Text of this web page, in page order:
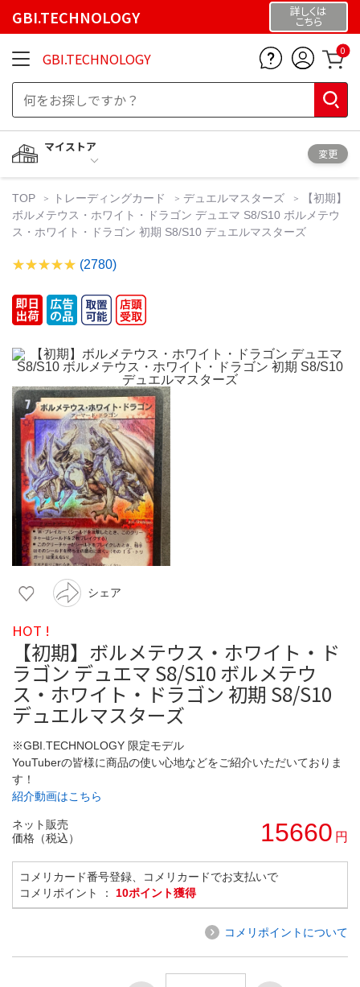
GBI.TECHNOLOGY 詳しくは
こちら
GBI.TECHNOLOGY 0
マイストア
変更
TOP トレーディングカード デュエルマスターズ
【初期】
ボルメテウス・ホワイト・ドラゴン デュエマ S8/S10 ボルメテウ
ス・ホワイト・ドラゴン 初期 S8/S10 デュエルマスターズ
(2780)
シェア
HOT !
【初期】ボルメテウス・ホワイト・ド
ラゴン デュエマ S8/S10 ボルメテウ
ス・ホワイト・ドラゴン 初期 S8/S10
デュエルマスターズ
※GBI.TECHNOLOGY 限定モデル
YouTuberの皆様に商品の使い心地などをご紹介いただいておりま
す！
紹介動画はこちら
ネット販売
価格（税込）
15660 円
コメリカード番号登録、コメリカードでお支払いで
コメリポイント ： 10ポイント獲得
コメリポイントについて